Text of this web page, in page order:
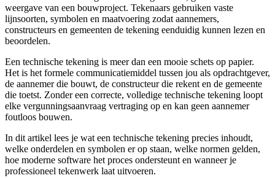
weergave van een bouwproject. Tekenaars gebruiken vaste
lijnsoorten, symbolen en maatvoering zodat aannemers,
constructeurs en gemeenten de tekening eenduidig kunnen lezen en
beoordelen.
Een technische tekening is meer dan een mooie schets op papier.
Het is het formele communicatiemiddel tussen jou als opdrachtgever,
de aannemer die bouwt, de constructeur die rekent en de gemeente
die toetst. Zonder een correcte, volledige technische tekening loopt
elke vergunningsaanvraag vertraging op en kan geen aannemer
foutloos bouwen.
In dit artikel lees je wat een technische tekening precies inhoudt,
welke onderdelen en symbolen er op staan, welke normen gelden,
hoe moderne software het proces ondersteunt en wanneer je
professioneel tekenwerk laat uitvoeren.